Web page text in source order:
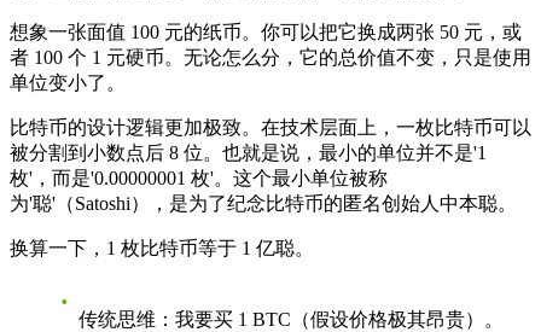
想象一张面值 100 元的纸币。你可以把它换成两张 50 元，或
者 100 个 1 元硬币。无论怎么分，它的总价值不变，只是使用
单位变小了。
比特币的设计逻辑更加极致。在技术层面上，一枚比特币可以
被分割到小数点后 8 位。也就是说，最小的单位并不是'1
枚'，而是'0.00000001 枚'。这个最小单位被称
为'聪'（Satoshi），是为了纪念比特币的匿名创始人中本聪。
换算一下，1 枚比特币等于 1 亿聪。
传统思维 ：我要买 1 BTC（假设价格极其昂贵）。